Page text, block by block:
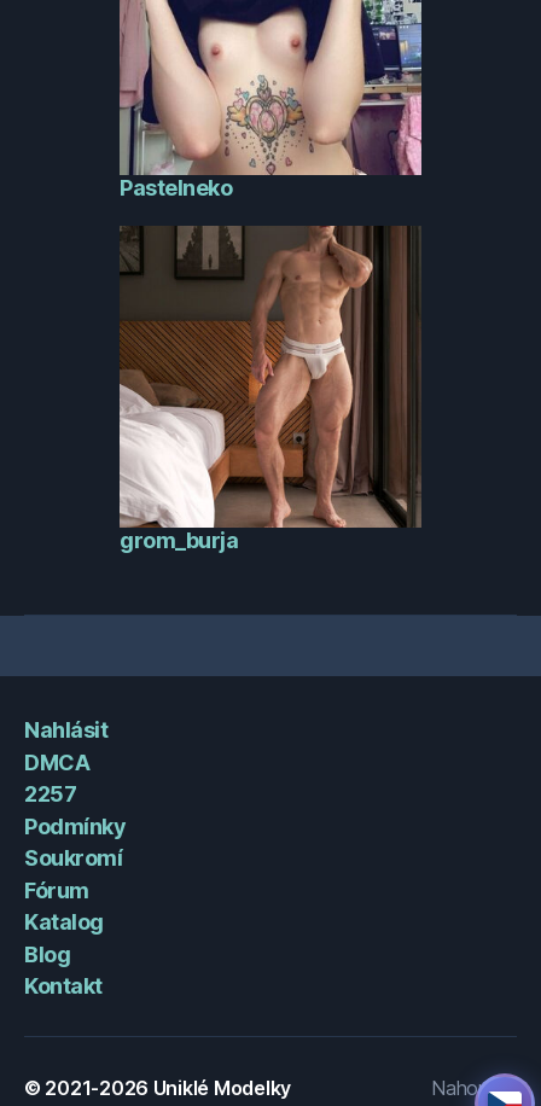
Pastelneko
grom_burja
Nahlásit
DMCA
2257
Podmínky
Soukromí
Fórum
Katalog
Blog
Kontakt
© 2021-2026 Uniklé Modelky Nahoru↑